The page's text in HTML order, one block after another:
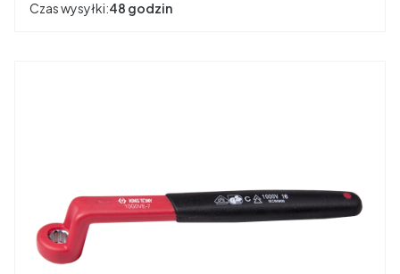
Czas wysyłki:48 godzin